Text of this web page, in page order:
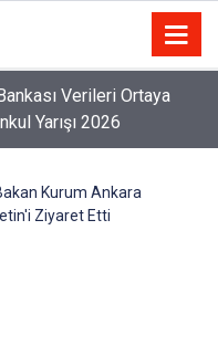
Verileri Ortaya
Yarışı 2026
Kurum Ankara
Ziyaret Etti